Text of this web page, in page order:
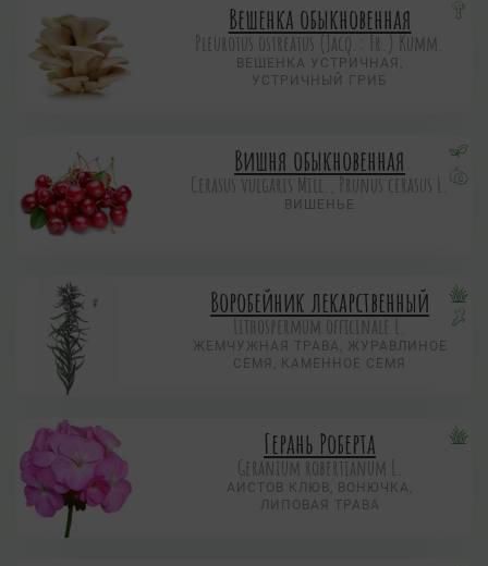
Вешенка обыкновенная
Pleurotus ostreatus (Jacq.: Fr.) Kumm.
ВЕШЕНКА УСТРИЧНАЯ,
УСТРИЧНЫЙ ГРИБ
Вишня обыкновенная
Cerasus vulgaris Mill., Prunus cerasus L.
ВИШЕНЬЕ
Воробейник лекарственный
Lithospermum officinale L.
ЖЕМЧУЖНАЯ ТРАВА, ЖУРАВЛИНОЕ
СЕМЯ, КАМЕННОЕ СЕМЯ
Герань Роберта
Geranium robertianum L.
АИСТОВ КЛЮВ, ВОНЮЧКА,
ЛИПОВАЯ ТРАВА